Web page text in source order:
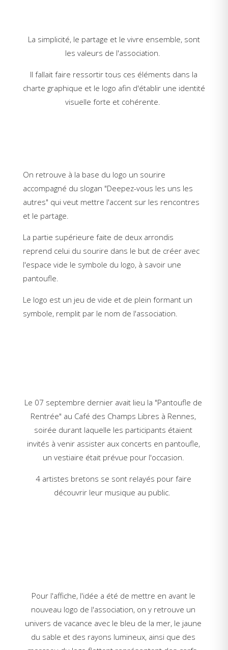
La simplicité, le partage et le vivre ensemble, sont
les valeurs de l'association.
Il fallait faire ressortir tous ces éléments dans la
charte graphique et le logo afin d'établir une identité
visuelle forte et cohérente.
On retrouve à la base du logo un sourire
accompagné du slogan "Deepez-vous les uns les
autres" qui veut mettre l'accent sur les rencontres
et le partage.
La partie supérieure faite de deux arrondis
reprend celui du sourire dans le but de créer avec
l'espace vide le symbole du logo, à savoir une
pantoufle.
Le logo est un jeu de vide et de plein formant un
symbole, remplit par le nom de l'association.
Le 07 septembre dernier avait lieu la "Pantoufle de
Rentrée" au Café des Champs Libres à Rennes,
soirée durant laquelle les participants étaient
invités à venir assister aux concerts en pantoufle,
un vestiaire était prévue pour l'occasion.
4 artistes bretons se sont relayés pour faire
découvrir leur musique au public.
Pour l'affiche, l'idée a été de mettre en avant le
nouveau logo de l'association, on y retrouve un
univers de vacance avec le bleu de la mer, le jaune
du sable et des rayons lumineux, ainsi que des